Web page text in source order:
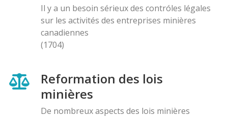
Il y a un besoin sérieux des contróles légales
sur les activités des entreprises minières
canadiennes
(1704)
Reformation des lois
minières
De nombreux aspects des lois minières